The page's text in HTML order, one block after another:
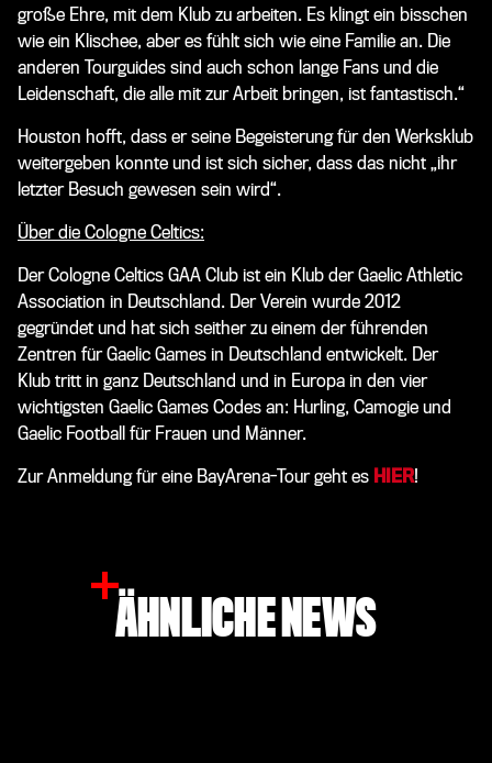
große Ehre, mit dem Klub zu arbeiten. Es klingt ein bisschen
wie ein Klischee, aber es fühlt sich wie eine Familie an. Die
anderen Tourguides sind auch schon lange Fans und die
Leidenschaft, die alle mit zur Arbeit bringen, ist fantastisch.“
Houston hofft, dass er seine Begeisterung für den Werksklub
weitergeben konnte und ist sich sicher, dass das nicht „ihr
letzter Besuch gewesen sein wird“.
Über die Cologne Celtics:
Der Cologne Celtics GAA Club ist ein Klub der Gaelic Athletic
Association in Deutschland. Der Verein wurde 2012
gegründet und hat sich seither zu einem der führenden
Zentren für Gaelic Games in Deutschland entwickelt. Der
Klub tritt in ganz Deutschland und in Europa in den vier
wichtigsten Gaelic Games Codes an: Hurling, Camogie und
Gaelic Football für Frauen und Männer.
Zur Anmeldung für eine BayArena-Tour geht es HIER!
ÄHNLICHE NEWS